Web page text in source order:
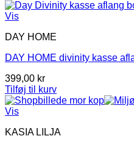
Vis
DAY HOME
DAY HOME divinity kasse
399,00 kr
Tilføj til kurv
Vis
KASIA LILJA